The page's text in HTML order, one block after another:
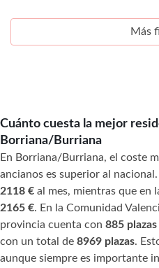
Más
Cuánto cuesta la mejor
Borriana/Burriana
En Borriana/Burriana, el coste
ancianos es superior al
2118 € al mes, mientras que en
2165 €. En la Comunidad
provincia cuenta con 885 plazas
con un total de 8969 plazas.
aunque siempre es importante